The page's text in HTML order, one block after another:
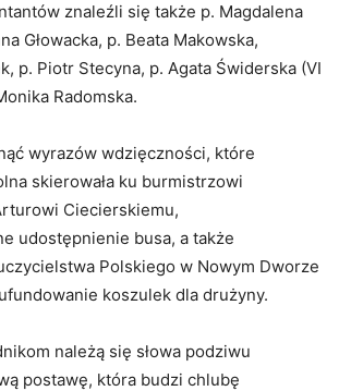
znaleźli się także p. Magdalena
Głowacka, p. Beata Makowska,
p. Piotr Stecyna, p. Agata Świderska (VI
Radomska.
wyrazów wdzięczności, które
skierowała ku burmistrzowi
Ciecierskiemu,
udostępnienie busa, a także
Polskiego w Nowym Dworze
koszulek dla drużyny.
należą się słowa podziwu
postawę, która budzi chlubę